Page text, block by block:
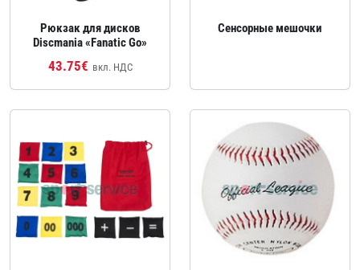
Рюкзак для дисков
Discmania «Fanatic Go»
43.75€ вкл. НДС
Сенсорные мешочки